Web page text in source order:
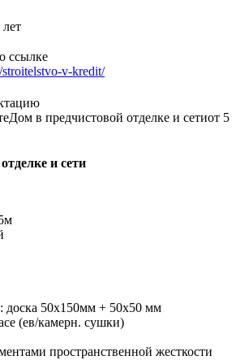
лет
ссылке
stroitelstvo-v-kredit/
Дом в предчистовой отделке и сетиот 5
и сети
доска 50х150мм + 50х50 мм
(ев/камерн. сушки)
пространственной жесткости